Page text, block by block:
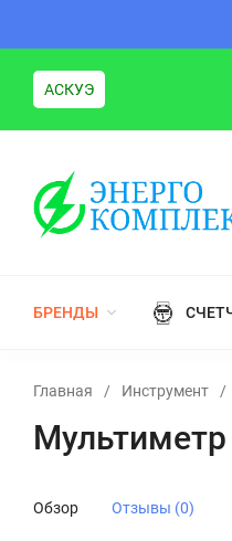
АСКУЭ
БРЕНДЫ
Главная / Инструмент /
Мультиметр
Обзор Отзывы (0)